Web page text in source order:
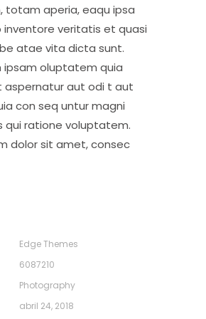
totam aperia, eaqu ipsa
inventore veritatis et quasi
atae vita dicta sunt.
ipsam oluptatem quia
aspernatur aut odi t aut
con seq untur magni
qui ratione voluptatem.
dolor sit amet, consec
Edge Themes
6087210
Photography
abril 24, 2018